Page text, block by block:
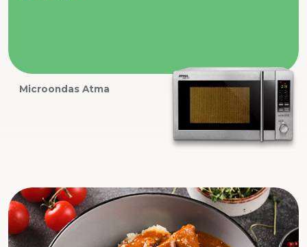
Microondas Atma